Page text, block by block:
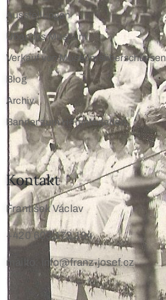
Ausstellungen
Über das Museum
Verkauf von Museumsüberschüssen
Blog
Archiv
Banner zum Herunterladen
Kontakt
František Václav
+420 603 172 194
mailto: info@franz-josef.cz